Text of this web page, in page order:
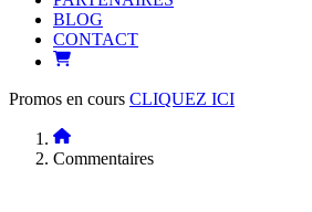
BLOG
CONTACT
Promos en cours CLIQUEZ ICI
Commentaires